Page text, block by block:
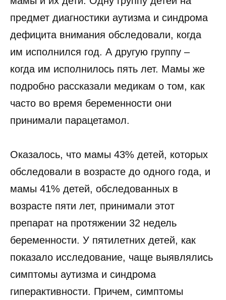
предмет диагностики аутизма и синдрома
дефицита внимания обследовали, когда
им исполнился год. А другую группу –
когда им исполнилось пять лет. Мамы же
подробно рассказали медикам о том, как
часто во время беременности они
принимали парацетамол.
Оказалось, что мамы 43% детей, которых
обследовали в возрасте до одного года, и
мамы 41% детей, обследованных в
возрасте пяти лет, принимали этот
препарат на протяжении 32 недель
беременности. У пятилетних детей, как
показало исследование, чаще выявлялись
симптомы аутизма и синдрома
гиперактивности. Причем, симптомы